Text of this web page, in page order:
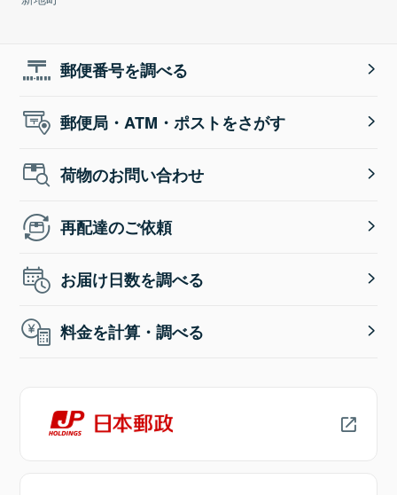
郵便番号を調べる
郵便局・ATM・ポストをさがす
荷物のお問い合わせ
再配達のご依頼
お届け日数を調べる
料金を計算・調べる